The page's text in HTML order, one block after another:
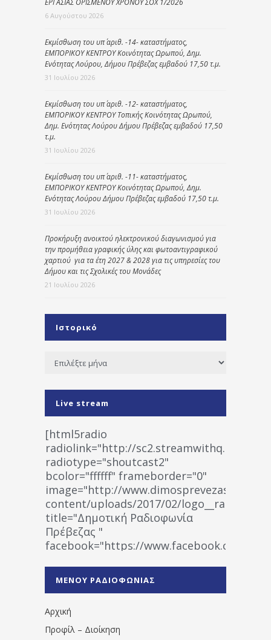
6 Αυγούστου 2026
Εκμίσθωση του υπ΄ αριθ. -14- καταστήματος,
ΕΜΠΟΡΙΚΟΥ ΚΕΝΤΡΟΥ Κοινότητας Ωρωπού, Δημ.
Ενότητας Λούρου, Δήμου Πρέβεζας εμβαδού 17,50 τ.μ.
31 Ιουλίου 2026
Εκμίσθωση του υπ΄ αριθ. -12- καταστήματος,
ΕΜΠΟΡΙΚΟΥ ΚΕΝΤΡΟΥ Τοπικής Κοινότητας Ωρωπού,
Δημ. Ενότητας Λούρου Δήμου Πρέβεζας εμβαδού 17,50
τ.μ.
31 Ιουλίου 2026
Εκμίσθωση του υπ΄ αριθ. -11- καταστήματος,
ΕΜΠΟΡΙΚΟΥ ΚΕΝΤΡΟΥ Κοινότητας Ωρωπού, Δημ.
Ενότητας Λούρου Δήμου Πρέβεζας εμβαδού 17,50 τ.μ.
31 Ιουλίου 2026
Προκήρυξη ανοικτού ηλεκτρονικού διαγωνισμού για
την προμήθεια γραφικής ύλης και φωτοαντιγραφικού
χαρτιού για τα έτη 2027 & 2028 για τις υπηρεσίες του
Δήμου και τις Σχολικές του Μονάδες
21 Ιουλίου 2026
Ιστορικό
Ιστορικό
Live stream
[html5radio
radiolink="http://
radiotype="shoutcast2"
bcolor="ffffff" frameborder="0"
image="http://www.dimosprevezas.gr/wp-
content/uploads/2017/02/
title="Δημοτική Ραδιοφωνία
Πρέβεζας "
facebook="https://www.facebook.com/
1531194763766854/" artist="" ]
ΜΕΝΟΥ ΡΑΔΙΟΦΩΝΙΑΣ
Αρχική
Προφίλ – Διοίκηση